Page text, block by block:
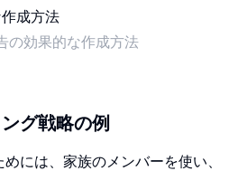
の効果的な作成方法
グ戦略の例
には、家族のメンバーを使い、